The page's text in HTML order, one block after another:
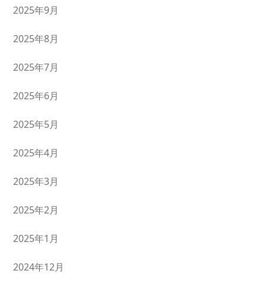
2025年9月
2025年8月
2025年7月
2025年6月
2025年5月
2025年4月
2025年3月
2025年2月
2025年1月
2024年12月